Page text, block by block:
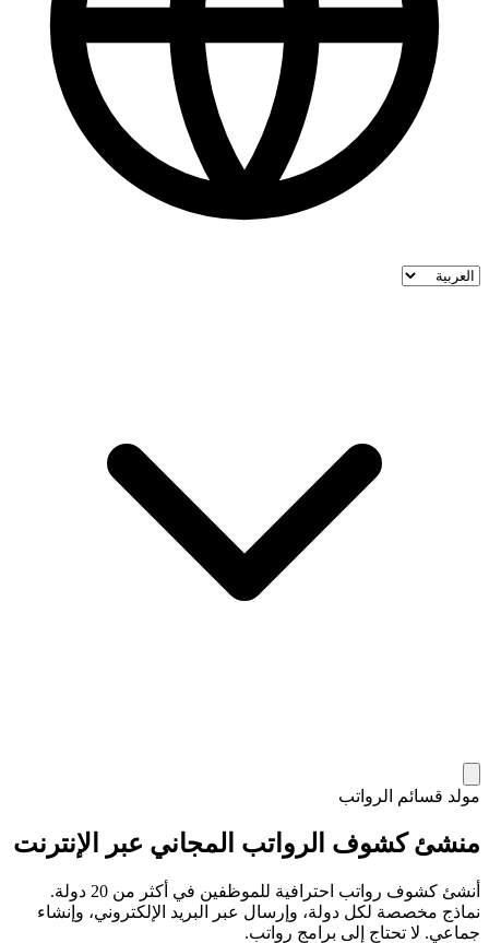
مولد قسائم الرواتب
منشئ كشوف الرواتب المجاني عبر الإنترنت
أنشئ كشوف رواتب احترافية للموظفين في أكثر من 20 دولة.
نماذج مخصصة لكل دولة، وإرسال عبر البريد الإلكتروني، وإنشاء
جماعي. لا تحتاج إلى برامج رواتب.